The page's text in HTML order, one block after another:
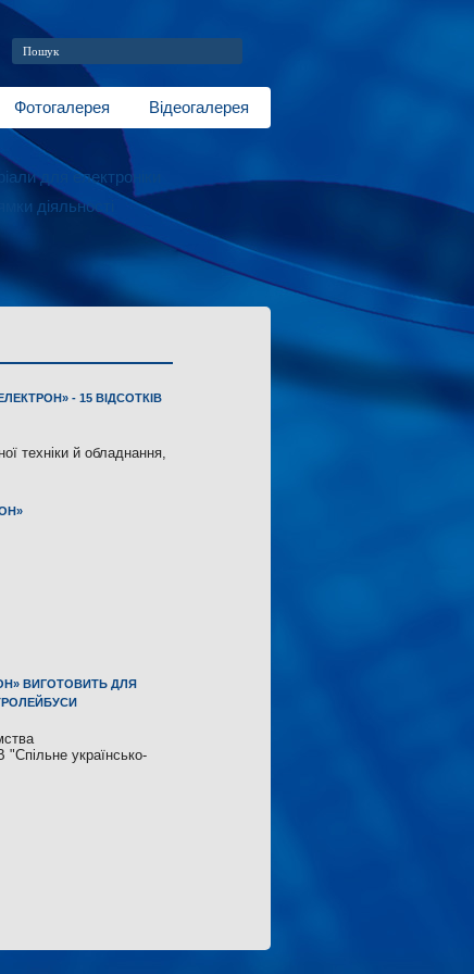
Фотогалерея
Відеогалерея
для електроніки
діяльності
- 15 ВІДСОТКІВ
техніки й обладнання,
ВИГОТОВИТЬ ДЛЯ
українсько-